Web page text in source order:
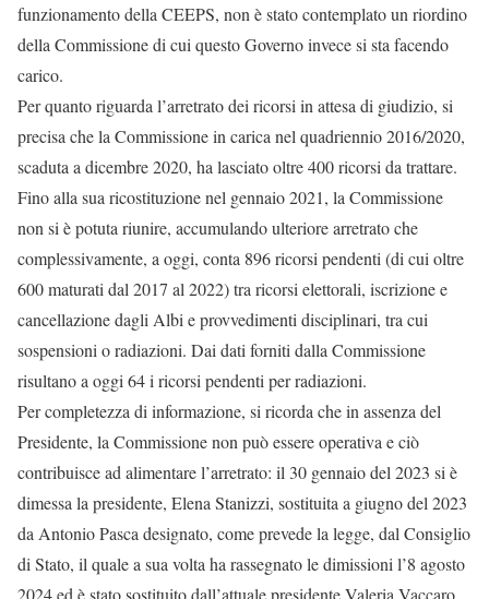
funzionamento della CEEPS, non è stato contemplato un riordino
della Commissione di cui questo Governo invece si sta facendo
carico.
Per quanto riguarda l’arretrato dei ricorsi in attesa di giudizio, si
precisa che la Commissione in carica nel quadriennio 2016/2020,
scaduta a dicembre 2020, ha lasciato oltre 400 ricorsi da trattare.
Fino alla sua ricostituzione nel gennaio 2021, la Commissione
non si è potuta riunire, accumulando ulteriore arretrato che
complessivamente, a oggi, conta 896 ricorsi pendenti (di cui oltre
600 maturati dal 2017 al 2022) tra ricorsi elettorali, iscrizione e
cancellazione dagli Albi e provvedimenti disciplinari, tra cui
sospensioni o radiazioni. Dai dati forniti dalla Commissione
risultano a oggi 64 i ricorsi pendenti per radiazioni.
Per completezza di informazione, si ricorda che in assenza del
Presidente, la Commissione non può essere operativa e ciò
contribuisce ad alimentare l’arretrato: il 30 gennaio del 2023 si è
dimessa la presidente, Elena Stanizzi, sostituita a giugno del 2023
da Antonio Pasca designato, come prevede la legge, dal Consiglio
di Stato, il quale a sua volta ha rassegnato le dimissioni l’8 agosto
2024 ed è stato sostituito dall’attuale presidente Valeria Vaccaro